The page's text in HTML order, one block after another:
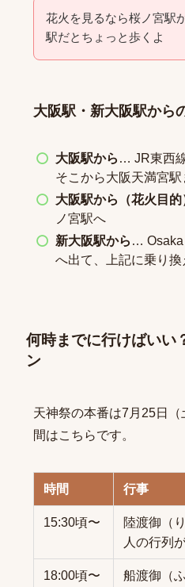
花火を見るなら桜ノ宮駅
駅だとちょっと歩くよ
大阪駅・新大阪駅から
大阪駅から … JR東西
そこから大阪天満宮駅
大阪駅から（花火目的
ノ宮駅へ
新大阪駅から … Osaka
へ出て、上記に乗り換
何時までに行けばいい
ン
天神祭の本番は7月25日
間はこちらです。
時間 行事
15:30頃〜
陸渡御（
人の行列
18:00頃〜
船渡御（